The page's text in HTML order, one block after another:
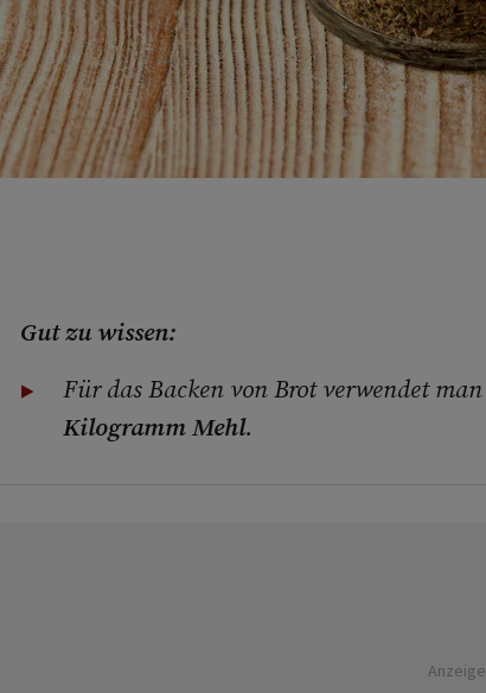
Gut zu wissen:
Für das Backen von Brot verwendet man
Kilogramm Mehl.
Anzeige